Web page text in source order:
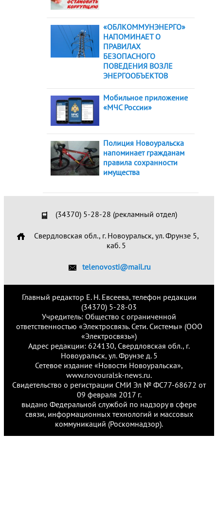
«ОБЛКОММУНЭНЕРГО»
НАПОМИНАЕТ О
ПРАВИЛАХ
БЕЗОПАСНОГО
ПОВЕДЕНИЯ ВОЗЛЕ
ЭНЕРГООБЪЕКТОВ
Мобильное приложение
«МЧС России»
Полиция Новоуральска
напоминает гражданам
правила сохранности
имущества
(34370) 5-28-28 (рекламный отдел)
Свердловская обл., г. Новоуральск, ул. Фрунзе 5,
каб. 5
telenovosti@mail.ru
Главный редактор Е. Н. Евсеева, телефон редакции
(34370) 5-28-03
Учредитель: Общество с ограниченной
ответственностью «Электросвязь. Сети. Системы» (ООО
«Электросвязь»)
Адрес редакции: 624130, Свердловская обл., г.
Новоуральск, ул. Фрунзе д. 5
Сетевое издание «Новости Новоуральска»,
www.novouralsk-news.ru.
Свидетельство о регистрации СМИ Эл № ФС77-68672 от
09 февраля 2017 г.
выдано Федеральной службой по надзору в сфере
связи, информационных технологий и массовых
коммуникаций (Роскомнадзор).